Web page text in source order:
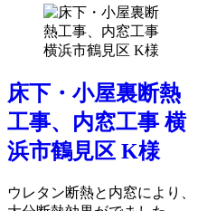
床下・小屋裏断熱
工事、内窓工事 横
浜市鶴見区 K様
ウレタン断熱と内窓により、